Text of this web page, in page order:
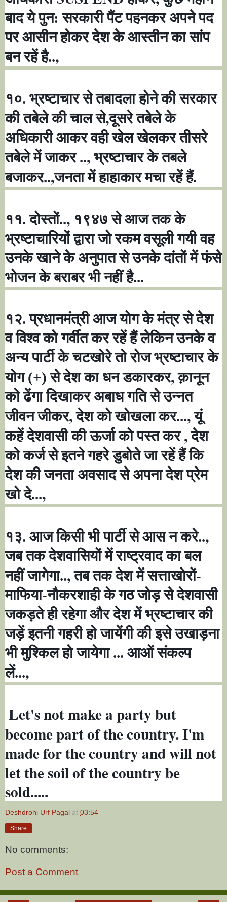
बाद ये पुन: सरकारी पैंट पहनकर अपने पद
पर आसीन होकर देश के आस्तीन का सांप
बन रहें है..,
१०. भ्रष्टाचार से तबादला होने की सरकार
की तबेले की चाल से,दूसरे तबेले के
अधिकारी आकर वही खेल खेलकर तीसरे
तबेले में जाकर .., भ्रष्टाचार के तबले
बजाकर..,जनता में हाहाकार मचा रहें हैं.
११. दोस्तों.., १९४७ से आज तक के
भ्रष्टाचारियों द्वारा जो रकम वसूली गयी वह
उनके खाने के अनुपात से उनके दांतों में फंसे
भोजन के बराबर भी नहीं है...
१२. प्रधानमंत्री आज योग के मंत्र से देश
व विश्व को गर्वीत कर रहें हैं लेकिन उनके व
अन्य पार्टी के चटखोरे तो रोज भ्रष्टाचार के
योग (+) से देश का धन डकारकर,क़ानून
को ढेंगा दिखाकर अबाध गति से उन्नत
जीवन जीकर,देश को खोखला कर...,यूं
कहें देशवासी की ऊर्जा को पस्त कर,देश
को कर्ज से इतने गहरे डुबोते जा रहें हैं कि
देश की जनता अवसाद से अपना देश प्रेम
खो दे...,
१३. आज किसी भी पार्टी से आस न करे..,
जब तक देशवासियों में राष्ट्रवाद का बल
नहीं जागेगा..,तब तक देश में सत्ताखोरों-
माफिया-नौकरशाही के गठ जोड़ से देशवासी
जकड़ते ही रहेगा और देश में भ्रष्टाचार की
जड़ें इतनी गहरी हो जायेंगी की इसे उखाड़ना
भी मुश्किल हो जायेगा ... आओं संकल्प
लें...,
Let's not make a party but
become part of the country. I'm
made for the country and will not
let the soil of the country be
sold.....
Deshdrohi Urf Pagal at 03:54
Share
No comments:
Post a Comment